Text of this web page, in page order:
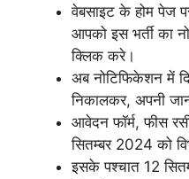
वेबसाइट के होम पेज
आपको इस भर्ती का
क्लिक करे।
अब नोटिफिकेशन में
निकालकर, अपनी
आवेदन फॉर्म, फीस
सितम्बर 2024 को
इसके पश्चात 12